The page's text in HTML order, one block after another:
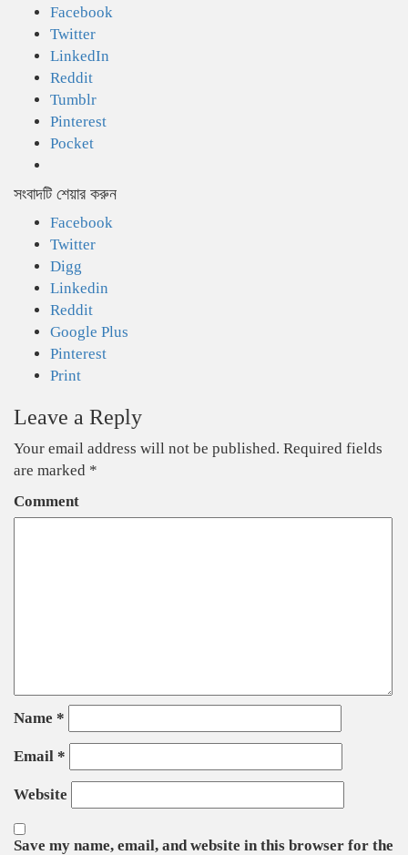
Facebook
Twitter
LinkedIn
Reddit
Tumblr
Pinterest
Pocket
সংবাদটি শেয়ার করুন
Facebook
Twitter
Digg
Linkedin
Reddit
Google Plus
Pinterest
Print
Leave a Reply
Your email address will not be published. Required fields
are marked *
Comment
Name *
Email *
Website
Save my name, email, and website in this browser for the